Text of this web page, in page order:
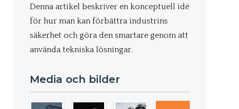
Denna artikel beskriver en konceptuell idé
för hur man kan förbättra industrins
säkerhet och göra den smartare genom att
använda tekniska lösningar.
Media och bilder